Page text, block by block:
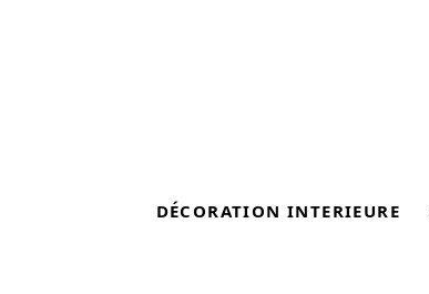
DÉCORATION INTERIEURE